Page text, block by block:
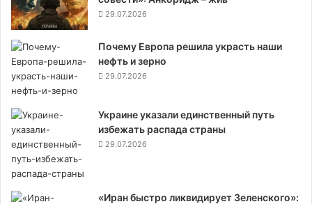
29.07.2026
Почему Европа решила украсть наши
нефть и зерно
29.07.2026
Украине указали единственный путь
избежать распада страны
29.07.2026
«Иран быстро ликвидирует Зеленского»: